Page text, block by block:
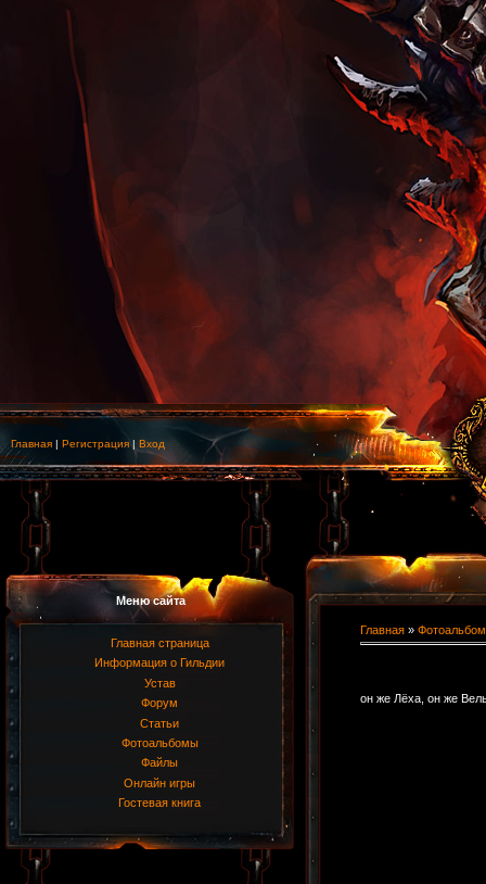
Главная | Регистрация | Вход
Меню сайта
Главная страница
Информация о Гильдии
Устав
Форум
Статьи
Фотоальбомы
Файлы
Онлайн игры
Гостевая книга
Главная » Фотоальбом
он же Лёха, он же